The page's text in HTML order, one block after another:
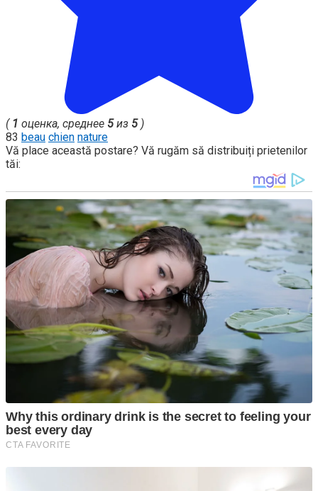
( 1 оценка, среднее 5из 5)
83 beau chien nature
Vă place această postare? Vă rugăm să distribuiți prietenilor
tăi: